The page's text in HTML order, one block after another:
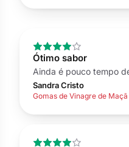
Ótimo sabor
Ainda é pouco tempo
Sandra Cristo
Gomas de Vinagre de